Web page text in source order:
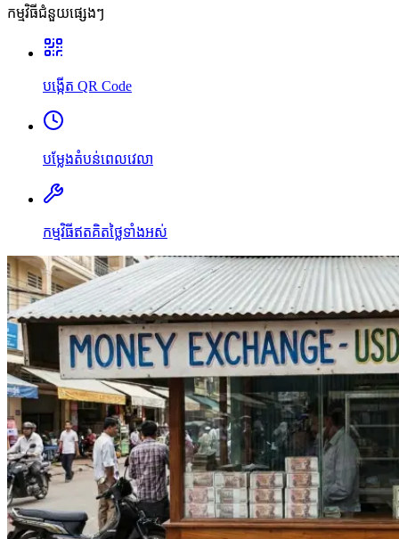
កម្មវិធីជំនួយផ្សេងៗ
បង្កើត QR Code
បម្លែងតំបន់ពេលវេលា
កម្មវិធីឥតគិតថ្លៃទាំងអស់